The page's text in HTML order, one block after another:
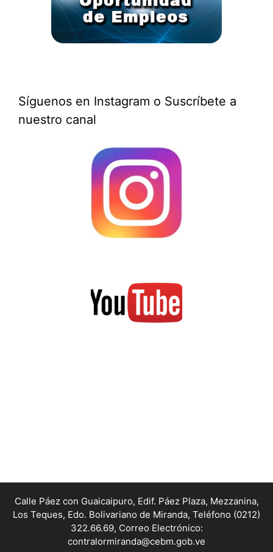
Síguenos en Instagram o Suscríbete a
nuestro canal
Calle Páez con Guaicaipuro, Edif. Páez Plaza, Mezzanina,
Los Teques, Edo. Bolivariano de Miranda, Teléfono (0212)
322.66.69, Correo Electrónico:
contralormiranda@cebm.gob.ve